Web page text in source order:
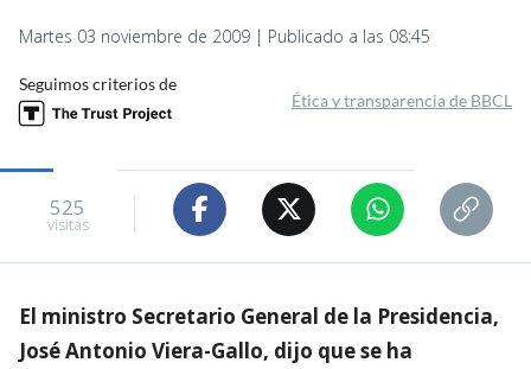
Martes 03 noviembre de 2009 | Publicado a las 08:45
Seguimos criterios de
Ética y transparencia de BBCL
525
visitas
El ministro Secretario General de la Presidencia,
José Antonio Viera-Gallo, dijo que se ha